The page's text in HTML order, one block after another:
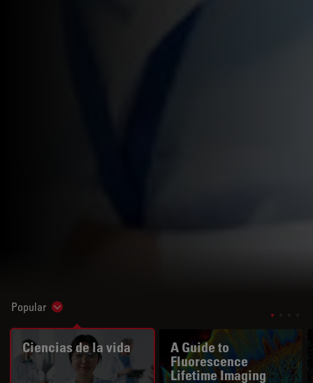
Popular Show subnavigation
Ciencias de la vida
A Guide to
Fluorescence
Lifetime Imaging